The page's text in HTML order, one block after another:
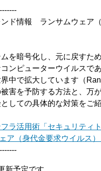
ンド情報 ランサムウェア
を暗号化し、元に戻すた
ンピューターウイルスで
中で拡大しています（
害を予防する方法と、万
しての具体的な対策をご
ラ活用術「セキュリティ
（身代金要求ウイルス）
新予定です。